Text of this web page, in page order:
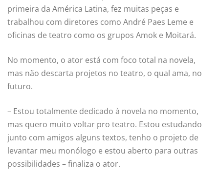
primeira da América Latina, fez muitas peças e
trabalhou com diretores como André Paes Leme e
oficinas de teatro como os grupos Amok e Moitará.
No momento, o ator está com foco total na novela,
mas não descarta projetos no teatro, o qual ama, no
futuro.
– Estou totalmente dedicado à novela no momento,
mas quero muito voltar pro teatro. Estou estudando
junto com amigos alguns textos, tenho o projeto de
levantar meu monólogo e estou aberto para outras
possibilidades – finaliza o ator.